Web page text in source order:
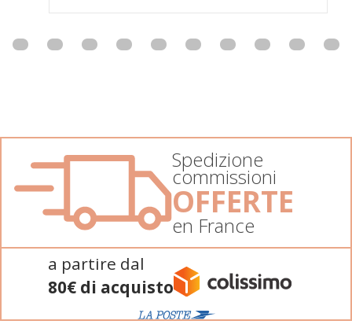
Spedizione
commissioni
OFFERTE
en France
a partire dal
80€ di acquisto